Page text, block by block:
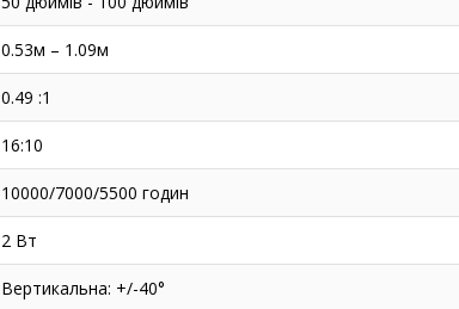
0.53м – 1.09м
0.49 :1
16:10
10000/7000/5500 годин
2 Вт
Вертикальна: +/-40°